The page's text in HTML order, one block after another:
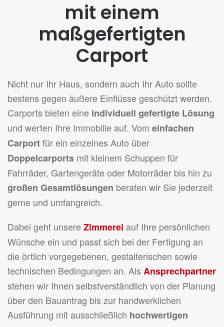
mit einem
maßgefertigten
Carport
Nicht nur Ihr Haus, sondern auch Ihr Auto sollte
bestens gegen äußere Einflüsse geschützt werden.
Carports bieten eine individuell gefertigte Lösung
und werten Ihre Immobilie auf. Vom einfachen
Carportfür ein einzelnes Auto über
Doppelcarports mit kleinem Schuppen für
Fahrräder, Gartengeräte oder Motorräder bis hin zu
großen Gesamtlösungen beraten wir Sie jederzeit
gerne und umfangreich.
Dabei geht unsereZimmerei auf Ihre persönlichen
Wünsche ein und passt sich bei der Fertigung an
die örtlich vorgegebenen, gestalterischen sowie
technischen Bedingungen an. Als Ansprechpartner
stehen wir Ihnen selbstverständlich von der Planung
über den Bauantrag bis zur handwerklichen
Ausführung mit ausschließlich hochwertigen